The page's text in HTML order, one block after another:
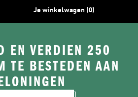
Je winkelwagen (0)
EN VERDIEN 250
TE BESTEDEN AAN